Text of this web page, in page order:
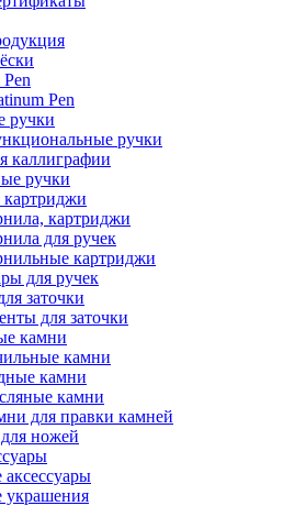
Pen
ручки
ручки
каллиграфии
ручки
картриджи
для ручек
картриджи
для ручек
заточки
для заточки
камни
камни
камни
камни
для правки камней
ножей